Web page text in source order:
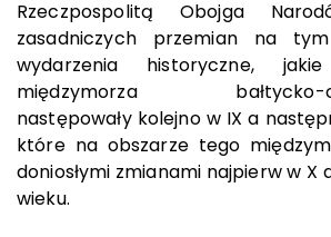
Rzeczpospolitą Obojga
zasadniczych przemian na
wydarzenia historyczne,
międzymorza bałtycko-
następowały kolejno w IX a
które na obszarze tego
doniosłymi zmianami najpierw w X
wieku.